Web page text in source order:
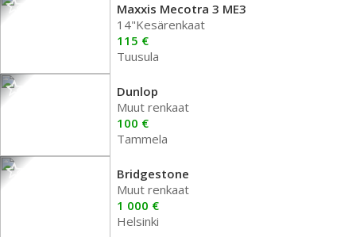
Maxxis Mecotra 3 ME3
14"Kesärenkaat
115 €
Tuusula
Dunlop
Muut renkaat
100 €
Tammela
Bridgestone
Muut renkaat
1 000 €
Helsinki